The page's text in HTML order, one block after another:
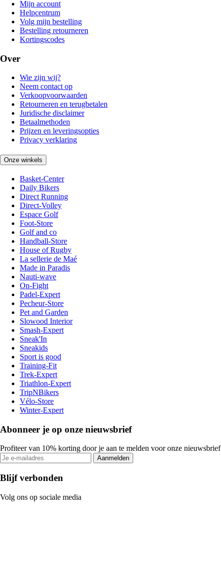
Mijn account
Helpcentrum
Volg mijn bestelling
Bestelling retourneren
Kortingscodes
Over
Wie zijn wij?
Neem contact op
Verkoopvoorwaarden
Retourneren en terugbetalen
Juridische disclaimer
Betaalmethoden
Prijzen en leveringsopties
Privacy verklaring
Onze winkels
Basket-Center
Daily Bikers
Direct Running
Direct-Volley
Espace Golf
Foot-Store
Golf and co
Handball-Store
House of Rugby
La sellerie de Maé
Made in Paradis
Nauti-wave
On-Fight
Padel-Expert
Pecheur-Store
Pet and Garden
Slowood Interior
Smash-Expert
Sneak'In
Sneakids
Sport is good
Training-Fit
Trek-Expert
Triathlon-Expert
TripNBikers
Vélo-Store
Winter-Expert
Abonneer je op onze nieuwsbrief
Profiteer van 10% korting door je aan te melden voor onze nieuwsbrief
Aanmelden
Blijf verbonden
Volg ons op sociale media